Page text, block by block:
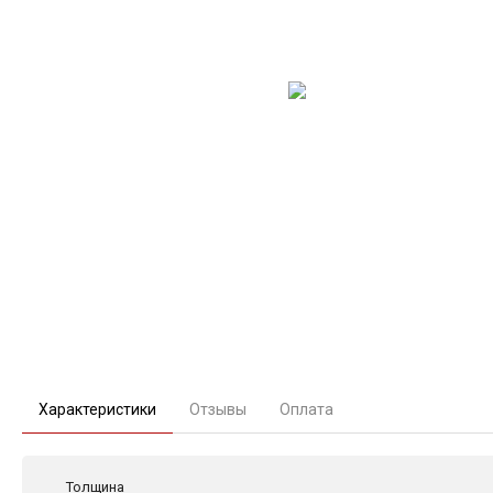
Характеристики Отзывы Оплата
Толщина